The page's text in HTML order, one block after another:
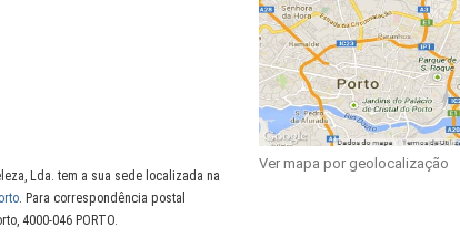
Lda. tem a sua sede localizada na
. Para correspondência postal
4000-046 PORTO.
Ver mapa por geolocalização